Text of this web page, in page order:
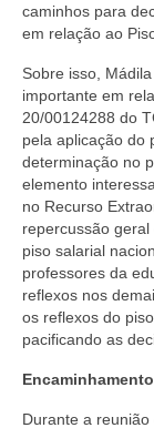
caminhos para
em relação ao
Sobre isso,
importante em
20/00124288 do
pela aplicação do
determinação no
elemento
no Recurso
repercussão
piso salarial
professores da
reflexos nos
os reflexos do
pacificando as
Durante a